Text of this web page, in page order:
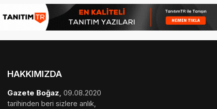
HAKKIMIZDA
Gazete Boğaz, 09.08.2020
tarihinden beri sizlere anlık,